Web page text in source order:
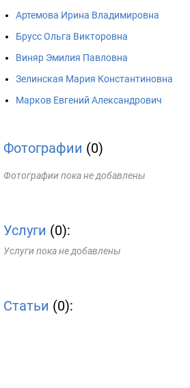
Артемова Ирина Владимировна
Брусс Ольга Викторовна
Виняр Эмилия Павловна
Зелинская Мария Константиновна
Марков Евгений Александрович
Фотографии (0)
Фотографии пока не добавлены
Услуги (0):
Услуги пока не добавлены
Статьи (0):